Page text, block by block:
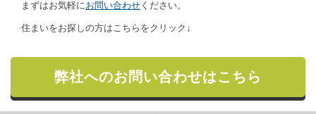
まずはお気軽にお問い合わせ ください。
住まいをお探しの方はこちらをクリック↓
弊社へのお問い合わせはこちら